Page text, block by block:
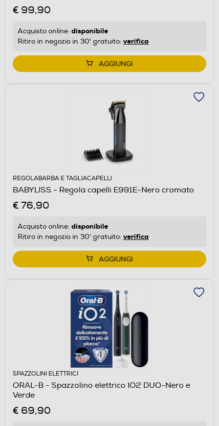
€ 99,90
Acquisto online: disponibile
Ritiro in negozio in 30' gratuito: verifica
AGGIUNGI
REGOLABARBA E TAGLIACAPELLI
BABYLISS - Regola capelli E991E-Nero cromato
€ 76,90
Acquisto online: disponibile
Ritiro in negozio in 30' gratuito: verifica
AGGIUNGI
SPAZZOLINI ELETTRICI
ORAL-B - Spazzolino elettrico IO2 DUO-Nero e
Verde
€ 69,90